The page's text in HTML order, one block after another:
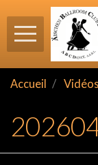
Accueil Vidéos